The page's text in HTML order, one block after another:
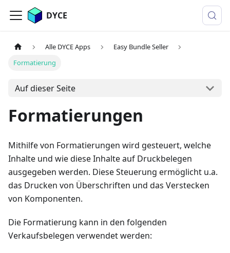
DYCE
Alle DYCE Apps
Easy Bundle Seller
Formatierung
Auf dieser Seite
Formatierungen
Mithilfe von Formatierungen wird gesteuert, welche
Inhalte und wie diese Inhalte auf Druckbelegen
ausgegeben werden. Diese Steuerung ermöglicht u.a.
das Drucken von Überschriften und das Verstecken
von Komponenten.
Die Formatierung kann in den folgenden
Verkaufsbelegen verwendet werden: